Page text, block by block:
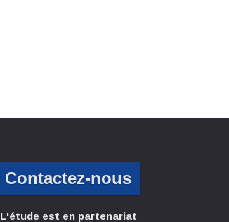
Contactez-nous
L'étude est en partenariat